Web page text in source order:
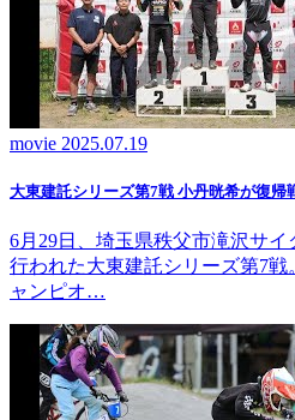
movie 2025.07.19
大東建託シリーズ第7戦 ⼩丹晄希が復帰
6月29日、埼玉県秩父市滝沢サ
行われた大東建託シリーズ第7
ャンピオ…